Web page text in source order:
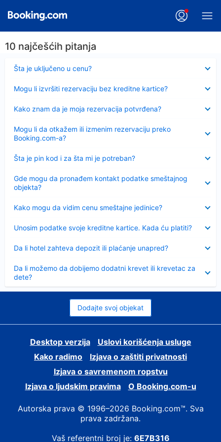
10 najčešćih pitanja
Šta je uključeno u cenu?
Sažeto
Mogu li izvršiti rezervaciju bez kreditne kartice?
Kako znam da je moja rezervacija potvrđena?
Mogu li da otkažem ili izmenim rezervaciju preko
Booking.com-a?
Šta je pin kod i za šta mi je potreban?
Sažeto
Gde mogu da pronađem kontakt podatke smeštajnog
objekta?
Kako mogu da vidim cenu smeštajne jedinice?
Unosim podatke svoje kreditne kartice. Kada ću platiti?
Da li hotel zahteva depozit ili plaćanje unapred?
Da li možemo da dobijemo dodatni krevet ili krevetac za
dete?
Dodajte svoj objekat
Desktop verzija
Uslovi korišćenja usluge
Kako radimo
Izjava o zaštiti privatnosti
Izjava o savremenom ropstvu
Izjava o ljudskim pravima
О Booking.com-u
Autorska prava © 1996–2026 Booking.com™. Sva
prava zadržana.
Vaš referentni broj je: 6E7B316